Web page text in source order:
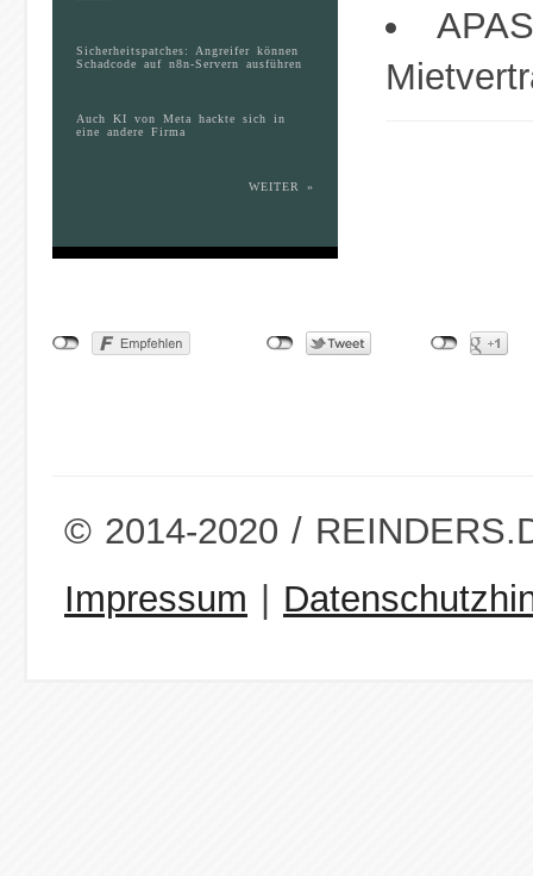
Sicherheitspatches: Angreifer können
Schadcode auf n8n-Servern ausführen
Auch KI von Meta hackte sich in
eine andere Firma
WEITER »
© 2014-2020 /
Impressum